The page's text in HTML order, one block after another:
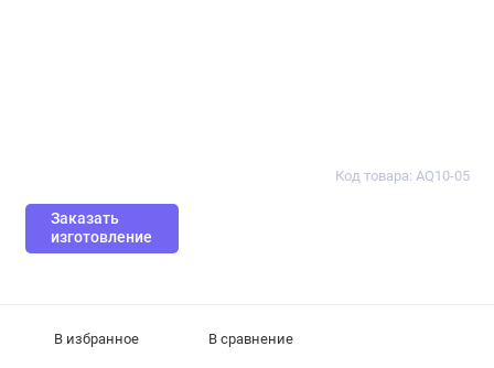
Код товара: AQ10-05
Заказать
изготовление
В избранное В сравнение